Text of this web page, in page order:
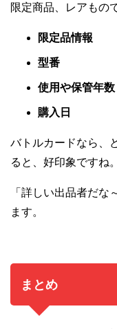
限定商品、レアもの
限定品情報
型番
使用や保管年数
購入日
バトルカードなら、
ると、好印象ですね。
「詳しい出品者だな
ます。
まとめ